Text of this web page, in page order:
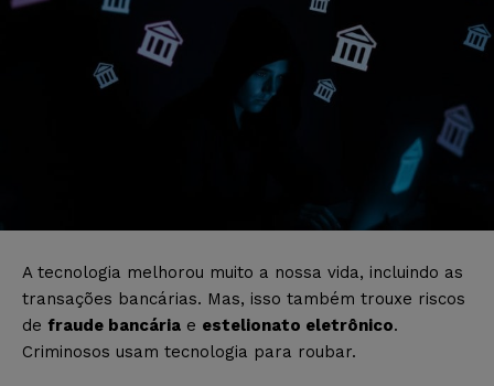
A tecnologia melhorou muito a nossa vida, incluindo as
transações bancárias. Mas, isso também trouxe riscos
de fraude bancária e estelionato eletrônico.
Criminosos usam tecnologia para roubar.